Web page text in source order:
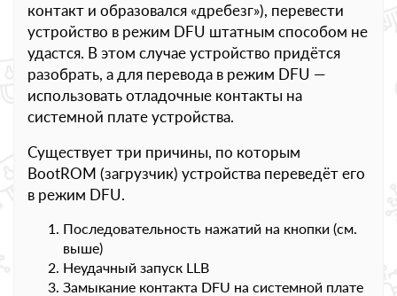
контакт и образовался «дребезг»), перевести
устройство в режим DFU штатным способом не
удастся. В этом случае устройство придётся
разобрать, а для перевода в режим DFU —
использовать отладочные контакты на
системной плате устройства.
Существует три причины, по которым
BootROM (загрузчик) устройства переведёт его
в режим DFU.
Последовательность нажатий на кнопки (см.
выше)
Неудачный запуск LLB
Замыкание контакта DFU на системной плате